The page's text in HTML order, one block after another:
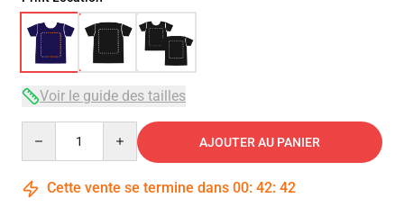
Voir le guide des tailles
AJOUTER AU PANIER
Cette vente se termine dans 00: 42: 41